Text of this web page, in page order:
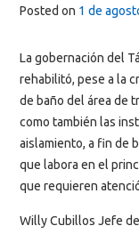
Posted on 1 de
La gobernación del
rehabilitó, pese a la
de baño del área de
como también las
aislamiento, a fin de
que labora en el
que requieren
Willy Cubillos Jefe